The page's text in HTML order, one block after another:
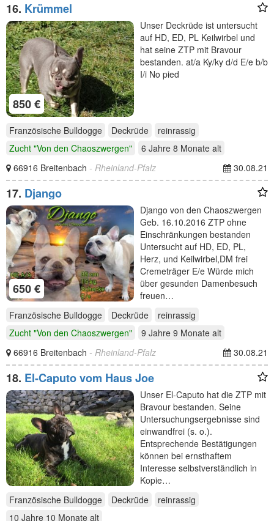
16. Krümmel
850 €
Unser Deckrüde ist untersucht
auf HD, ED, PL Keilwirbel und
hat seine ZTP mit Bravour
bestanden. at/a Ky/ky d/d E/e b/b
I/i No pied
Französische Bulldogge Deckrüde
reinrassig
Zucht "Von den Chaoszwergen"
6 Jahre 8 Monate alt
66916 Breitenbach - Rheinland-Pfalz 30.08.21
17. Django
650 €
Django von den Chaoszwergen
Geb. 16.10.2016 ZTP ohne
Einschränkungen bestanden
Untersucht auf HD, ED, PL,
Herz, und Keilwirbel,DM frei
Cremeträger E/e Würde mich
über gesunden Damenbesuch
freuen…
Französische Bulldogge
Deckrüde
reinrassig
Zucht "Von den Chaoszwergen"
9 Jahre 9 Monate alt
66916 Breitenbach - Rheinland-Pfalz 30.08.21
18. El-Caputo vom Haus Joe
Unser El-Caputo hat die ZTP mit
Bravour bestanden. Seine
Untersuchungsergebnisse sind
einwandfrei (s. o.).
Entsprechende Bestätigungen
können bei ernsthaftem
Interesse selbstverständlich in
Kopie…
Französische Bulldogge
Deckrüde
reinrassig
10 Jahre 10 Monate alt